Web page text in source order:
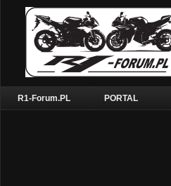
R1-Forum.PL PORTAL